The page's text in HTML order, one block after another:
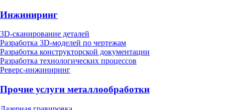
Инжиниринг
3D-сканирование деталей
Разработка 3D-моделей по чертежам
Разработка конструкторской документации
Разработка технологических процессов
Реверс-инжиниринг
Прочие услуги металлообработки